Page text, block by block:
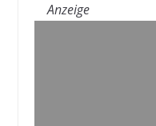
Anzeige